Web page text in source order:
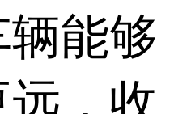
能够
，收